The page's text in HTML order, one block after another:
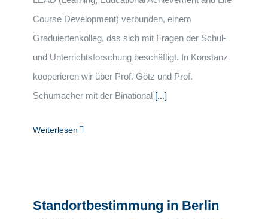
Course Development) verbunden, einem
Graduiertenkolleg, das sich mit Fragen der Schul-
und Unterrichtsforschung beschäftigt. In Konstanz
kooperieren wir über Prof. Götz und Prof.
Schumacher mit der Binational [...]
Weiterlesen
Standortbestimmung in Berlin